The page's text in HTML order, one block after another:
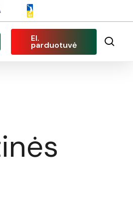
El.
parduotuvė